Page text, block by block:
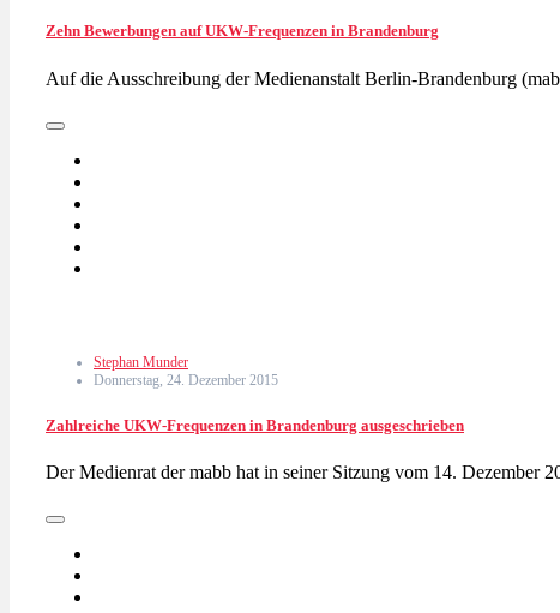
Zehn Bewerbungen auf UKW-Frequenzen in Brandenburg
Auf die Ausschreibung der Medienanstalt Berlin-Brandenburg
Stephan Munder
Donnerstag, 24. Dezember 2015
Zahlreiche UKW-Frequenzen in Brandenburg ausgeschrieben
Der Medienrat der mabb hat in seiner Sitzung vom 14. Dezember